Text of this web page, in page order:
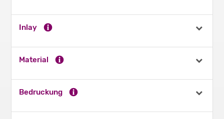
Inlay
Material
Bedruckung